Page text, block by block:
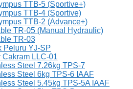
TTB-5 (Sportive+)
TTB-4 (Sportive)
TTB-2 (Advance+)
TR-05 (Manual Hydraulic)
TR-03
Peluru YJ-SP
Cakram LLC-01
Steel 7.26kg TPS-7
Steel 6kg TPS-6 IAAF
Steel 5.45kg TPS-5A IAAF